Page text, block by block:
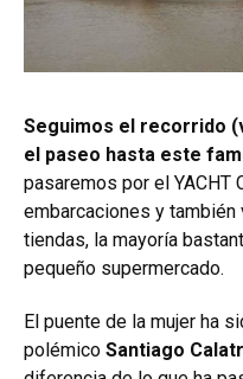
Seguimos el recorrido
el paseo hasta este
pasaremos por el YACHT
embarcaciones y
tiendas, la mayoría
pequeño supermercado.
El puente de la mujer ha
polémico Santiago